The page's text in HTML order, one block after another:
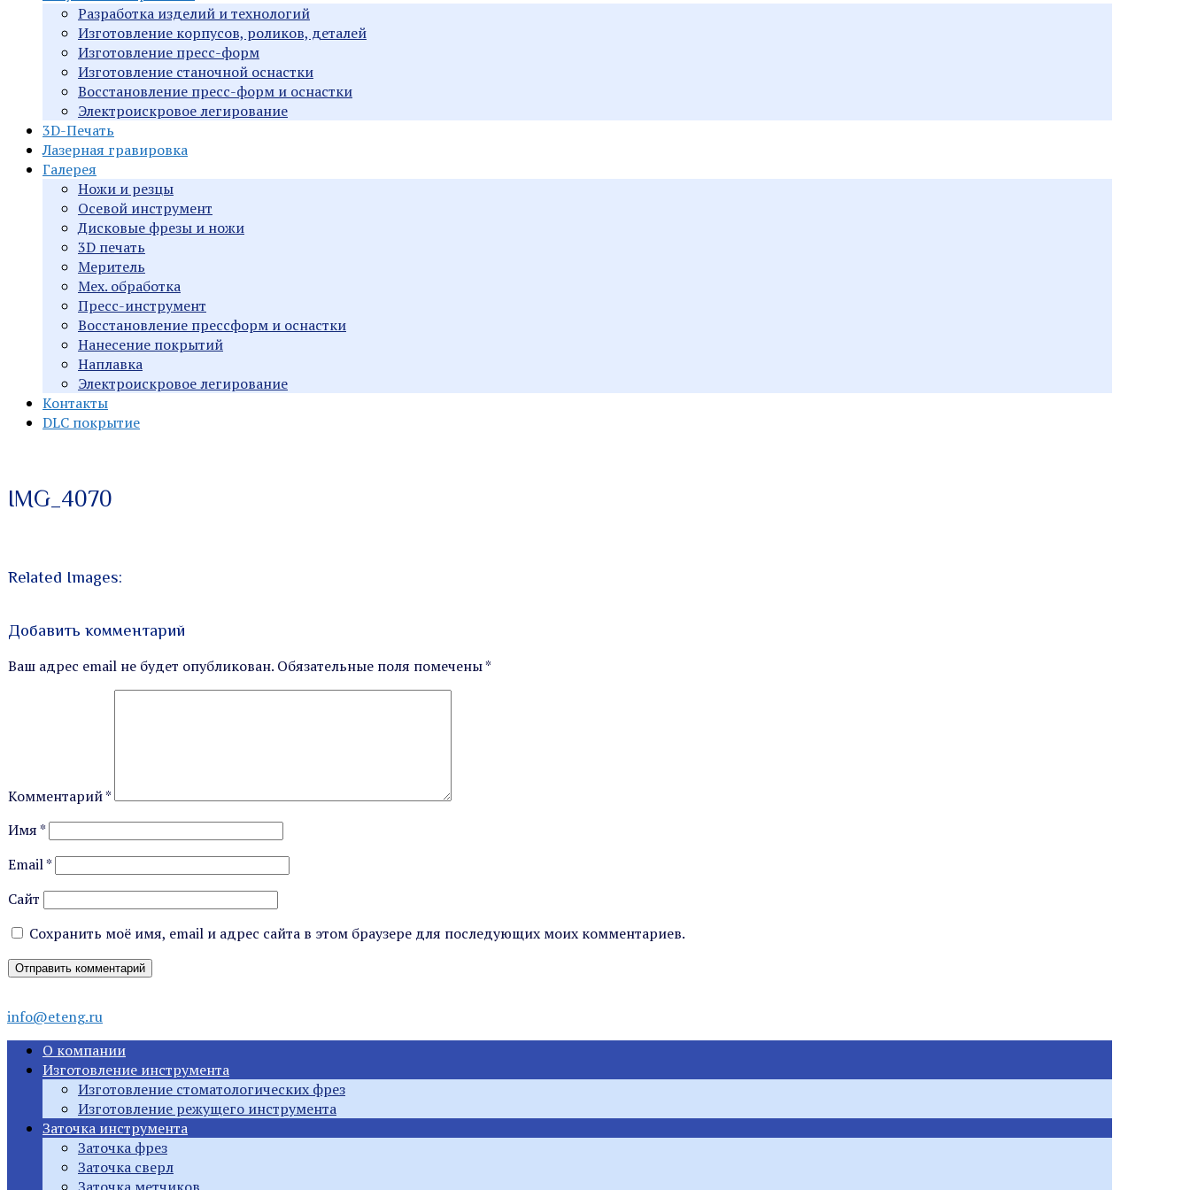
Разработка изделий и технологий
Изготовление корпусов, роликов, деталей
Изготовление пресс-форм
Изготовление станочной оснастки
Восстановление пресс-форм и оснастки
Электроискровое легирование
3D-Печать
Лазерная гравировка
Галерея
Ножи и резцы
Осевой инструмент
Дисковые фрезы и ножи
3D печать
Меритель
Мех. обработка
Пресс-инструмент
Восстановление прессформ и оснастки
Нанесение покрытий
Наплавка
Электроискровое легирование
Контакты
DLC покрытие
Производство металлорежущего инструмента
IMG_4070
Related Images:
Добавить комментарий
Ваш адрес email не будет опубликован. Обязательные поля помечены*
Комментарий*
Имя*
Email*
Сайт
Сохранить моё имя, email и адрес сайта в этом браузере для последующих моих комментариев.
info@eteng.ru
О компании
Изготовление инструмента
Изготовление стоматологических фрез
Изготовление режущего инструмента
Заточка инструмента
Заточка фрез
Заточка сверл